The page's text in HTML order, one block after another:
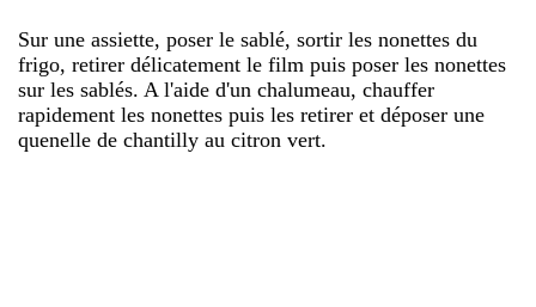
Sur une assiette, poser le sablé, sortir les nonettes du
frigo, retirer délicatement le film puis poser les nonettes
sur les sablés. A l'aide d'un chalumeau, chauffer
rapidement les nonettes puis les retirer et déposer une
quenelle de chantilly au citron vert.